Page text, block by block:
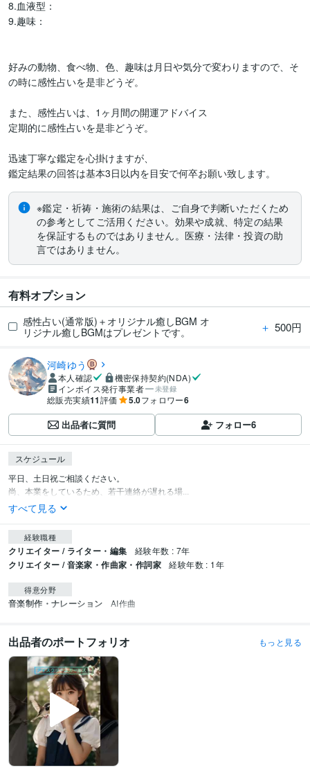
8.血液型：
9.趣味：
好みの動物、食べ物、色、趣味は月日や気分で変わりますので、そ
の時に感性占いを是非どうぞ。
また、感性占いは、1ヶ月間の開運アドバイス
定期的に感性占いを是非どうぞ。
迅速丁寧な鑑定を心掛けますが、
鑑定結果の回答は基本3日以内を目安で何卒お願い致します。
※鑑定・祈祷・施術の結果は、ご自身で判断いただくため
の参考としてご活用ください。効果や成就、特定の結果
を保証するものではありません。医療・法律・投資の助
言ではありません。
有料オプション
感性占い(通常版)＋オリジナル癒しBGM オ
リジナル癒しBGMはプレゼントです。
＋ 500円
河崎ゆう
本人確認
機密保持契約(NDA)
インボイス発行事業者
未登録
総販売実績11評価 5.0フォロワー6
出品者に質問 フォロー6
スケジュール
平日、土日祝ご相談ください。
尚、本業をしているため、若干連絡が遅れる場...
すべて見る
経験職種
クリエイター / ライター・編集 経験年数 : 7年
クリエイター / 音楽家・作曲家・作詞家 経験年数 : 1年
得意分野
音楽制作・ナレーション AI作曲
出品者のポートフォリオ もっと見る